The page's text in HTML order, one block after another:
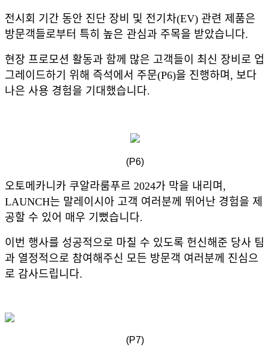
전시회 기간 동안 진단 장비 및 전기차(EV) 관련 제품은
방문객들로부터 특히 높은 관심과 주목을 받았습니다.
현장 프로모션 활동과 함께 많은 고객들이 최신 장비로 업
그레이드하기 위해 즉석에서 주문(P6)을 진행하며, 보다
나은 사용 경험을 기대했습니다.
(P6)
오토메카니카 쿠알라룸푸르 2024가 막을 내리며,
LAUNCH는 말레이시아 고객 여러분께 뛰어난 경험을 제
공할 수 있어 매우 기뻤습니다.
이번 행사를 성공적으로 마칠 수 있도록 헌신해준 당사 팀
과 열정적으로 참여해주신 모든 방문객 여러분께 진심으
로 감사드립니다.
(P7)